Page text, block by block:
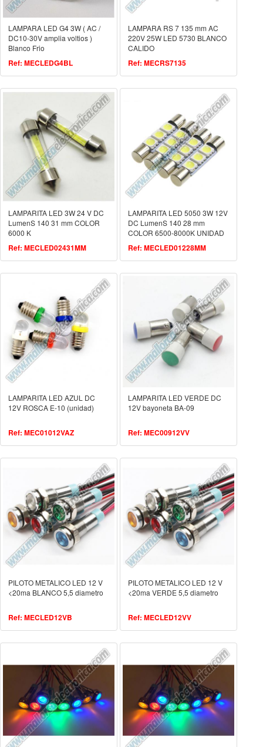
LAMPARA LED G4 3W ( AC /
DC10-30V amplia voltios )
Blanco Frio
Ref: MECLEDG4BL
LAMPARA RS 7 135 mm AC
220V 25W LED 5730 BLANCO
CALIDO
Ref: MECRS7135
LAMPARITA LED 3W 24 V DC
LumenS 140 31 mm COLOR
6000 K
Ref: MECLED02431MM
LAMPARITA LED 5050 3W 12V
DC LumenS 140 28 mm
COLOR 6500-8000K UNIDAD
Ref: MECLED01228MM
LAMPARITA LED AZUL DC
12V ROSCA E-10 (unidad)
Ref: MEC01012VAZ
LAMPARITA LED VERDE DC
12V bayoneta BA-09
Ref: MEC00912VV
PILOTO METALICO LED 12 V
<20ma BLANCO 5,5 diametro
Ref: MECLED12VB
PILOTO METALICO LED 12 V
<20ma VERDE 5,5 diametro
Ref: MECLED12VV